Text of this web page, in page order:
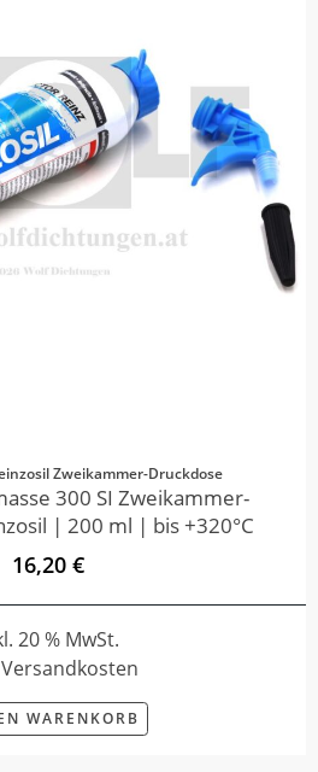
Zweikammer-Druckdose
300 SI Zweikammer-
| 200 ml | bis +320°C
16,20 €
20 % MwSt.
Versandkosten
WARENKORB